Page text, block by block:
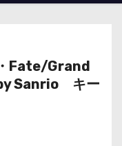
Fate/Grand
Sanrio キー